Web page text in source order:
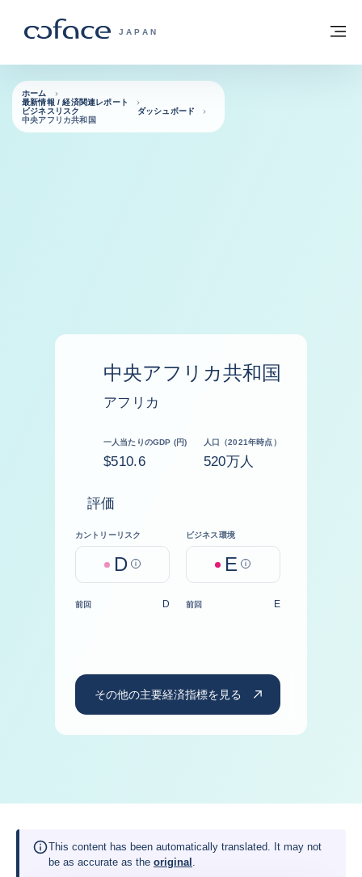
COFACE FOR TRADE - HOMEPAGE
JAPAN
ホームに戻る
ホーム
最新情報 / 経済関連レポート
ビジネスリスク ダッシュボード
中央アフリカ共和国
中央アフリカ共和国
アフリカ
一人当たりのGDP (円)
$510.6
人口（2021年時点）
520万人
評価
カントリーリスク
D Help
ビジネス環境
E Help
前回 D 前回 E
その他の主要経済指標を見る
This content has been automatically translated. It may not
be as accurate as the original .